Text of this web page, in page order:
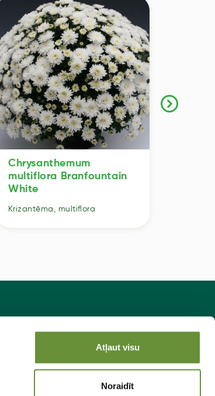
Atļaut visu
Noraidīt
Chrysanthemum
multiflora Branfountain
White
Krizantēma, multiflora